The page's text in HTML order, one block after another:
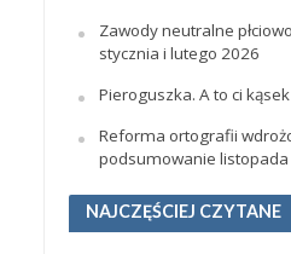
Zawody neutralne
stycznia i lutego 2026
Pieroguszka. A to ci kąsek
Reforma ortografii
podsumowanie
NAJCZĘŚCIEJ CZYTANE